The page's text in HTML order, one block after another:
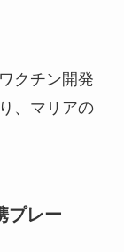
クチン開発
、マリアの
プレー